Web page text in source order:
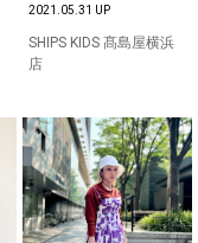
2021.05.31 UP
SHIPS KIDS 髙島屋横浜
店